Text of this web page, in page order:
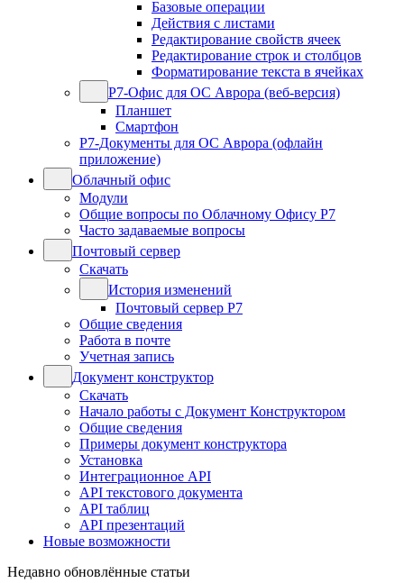
Базовые операции
Действия с листами
Редактирование свойств ячеек
Редактирование строк и столбцов
Форматирование текста в ячейках
Р7-Офис для ОС Аврора (веб-версия)
Планшет
Смартфон
Р7-Документы для ОС Аврора (офлайн
приложение)
Облачный офис
Модули
Общие вопросы по Облачному Офису Р7
Часто задаваемые вопросы
Почтовый сервер
Скачать
История изменений
Почтовый сервер Р7
Общие сведения
Работа в почте
Учетная запись
Документ конструктор
Скачать
Начало работы с Документ Конструктором
Общие сведения
Примеры документ конструктора
Установка
Интеграционное API
API текстового документа
API таблиц
API презентаций
Новые возможности
Недавно обновлённые статьи